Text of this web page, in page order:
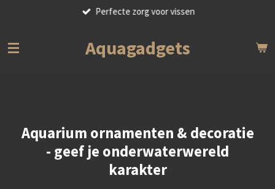
de
Perfecte zorg voor vissen
Aquagadgets
Aquarium ornamenten & decoratie
- geef je onderwaterwereld
karakter